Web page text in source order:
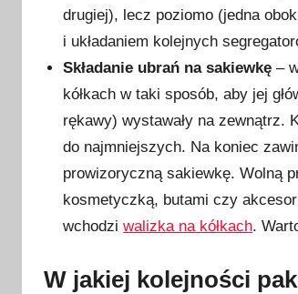
drugiej), lecz poziomo (jedna
i układaniem kolejnych
Składanie ubrań na sakiewkę–
kółkach w taki sposób, aby jej
rękawy) wystawały na zewnątrz.
do najmniejszych. Na koniec
prowizoryczną sakiewkę. Wolną
kosmetyczką, butami czy
wchodziwalizka na kółkach.
W jakiej kolejności